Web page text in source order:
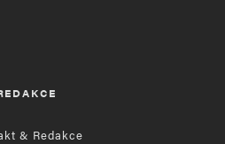
& Redakce